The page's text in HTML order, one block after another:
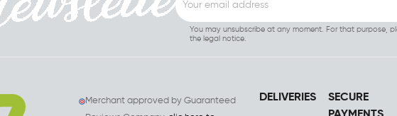
You may unsubscribe at any moment. For that purpose,
the legal notice.
DELIVERIES
SECURE
Merchant approved by Guaranteed